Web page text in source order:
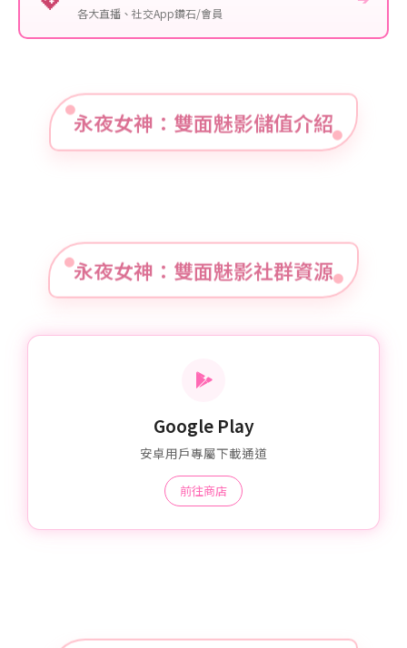
各大直播、社交App鑽石/會員
永夜女神：雙面魅影儲值介紹
永夜女神：雙面魅影社群資源
Google Play
安卓用戶專屬下載通道
前往商店